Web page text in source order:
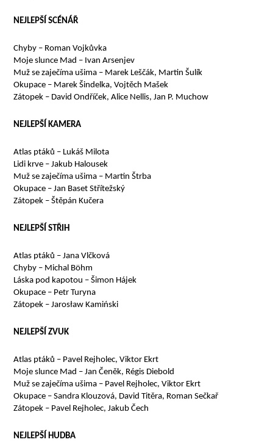
NEJLEPŠÍ SCÉNÁŘ
Chyby – Roman Vojkůvka
Moje slunce Mad – Ivan Arsenjev
Muž se zaječíma ušima – Marek Leščák, Martin Šulík
Okupace – Marek Šindelka, Vojtěch Mašek
Zátopek – David Ondříček, Alice Nellis, Jan P. Muchow
NEJLEPŠÍ KAMERA
Atlas ptáků – Lukáš Milota
Lidi krve – Jakub Halousek
Muž se zaječíma ušima – Martin Štrba
Okupace – Jan Baset Střítežský
Zátopek – Štěpán Kučera
NEJLEPŠÍ STŘIH
Atlas ptáků – Jana Vlčková
Chyby – Michal Böhm
Láska pod kapotou – Šimon Hájek
Okupace – Petr Turyna
Zátopek – Jarosław Kamiński
NEJLEPŠÍ ZVUK
Atlas ptáků – Pavel Rejholec, Viktor Ekrt
Moje slunce Mad – Jan Čeněk, Régis Diebold
Muž se zaječíma ušima – Pavel Rejholec, Viktor Ekrt
Okupace – Sandra Klouzová, David Titěra, Roman Sečkař
Zátopek – Pavel Rejholec, Jakub Čech
NEJLEPŠÍ HUDBA